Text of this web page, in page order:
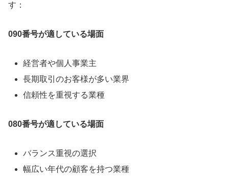
す：
090番号が適している場面
経営者や個人事業主
長期取引のお客様が多い業界
信頼性を重視する業種
080番号が適している場面
バランス重視の選択
幅広い年代の顧客を持つ業種